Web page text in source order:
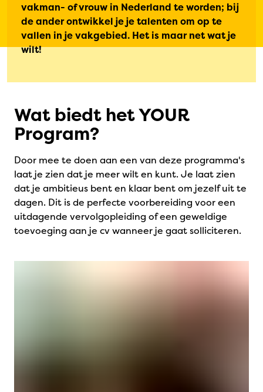
vakman- of vrouw in Nederland te worden; bij
de ander ontwikkel je je talenten om op te
vallen in je vakgebied. Het is maar net wat je
wilt!
Wat biedt het YOUR
Program?
Door mee te doen aan een van deze programma's
laat je zien dat je meer wilt en kunt. Je laat zien
dat je ambitieus bent en klaar bent om jezelf uit te
dagen. Dit is de perfecte voorbereiding voor een
uitdagende vervolgopleiding of een geweldige
toevoeging aan je cv wanneer je gaat solliciteren.